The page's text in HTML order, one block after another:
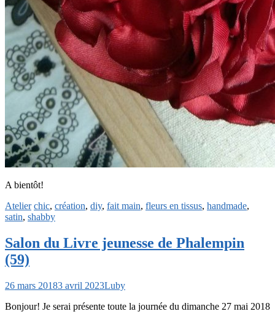
A bientôt!
Atelier chic, création, diy, fait main, fleurs en tissus, handmade,
satin, shabby
Salon du Livre jeunesse de Phalempin
(59)
26 mars 20183 avril 2023Luby
Bonjour! Je serai présente toute la journée du dimanche 27 mai 2018